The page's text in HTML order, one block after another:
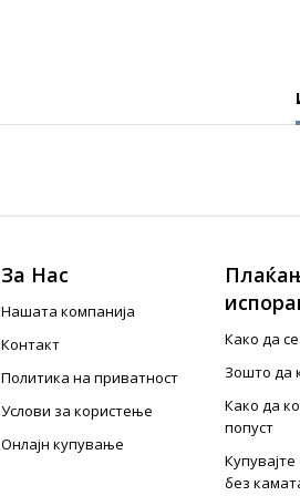
За Нас
Нашата компанија
Контакт
Политика на приватност
Услови за користење
Онлајн купување
Како да
Зошто да
Како да
попуст
без